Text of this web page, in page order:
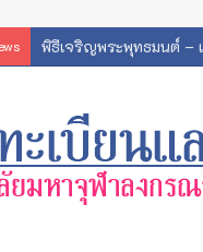
พิธีเจริญพระพุทธมนต์ –